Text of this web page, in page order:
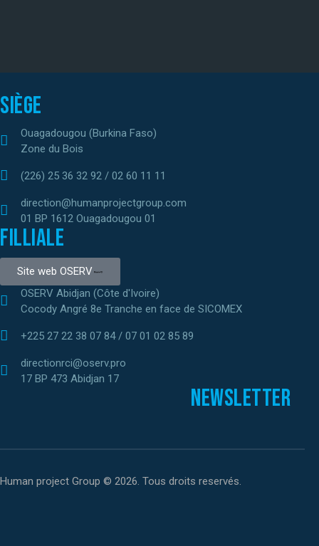
Siège
Ouagadougou (Burkina Faso)
Zone du Bois
(226) 25 36 32 92 / 02 60 11 11
direction@humanprojectgroup.com
01 BP 1612 Ouagadougou 01
Filliale
Site web OSERV
OSERV Abidjan (Côte d'Ivoire)
Cocody Angré 8e Tranche en face de SICOMEX
+225 27 22 38 07 84 / 07 01 02 85 89
directionrci@oserv.pro
17 BP 473 Abidjan 17
Newsletter
Human project Group © 2026. Tous droits reservés.